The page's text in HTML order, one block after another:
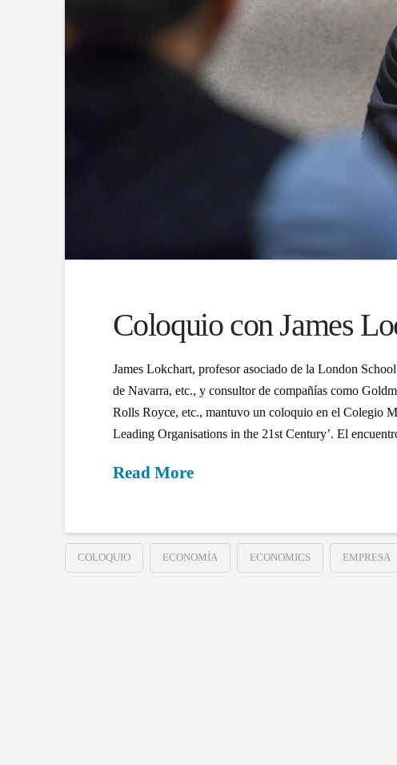
Coloquio con James
James Lokchart, profesor asociado de la London
de Navarra, etc., y consultor de compañías como
Rolls Royce, etc., mantuvo un coloquio en el Colegio
Leading Organisations in the 21st Century’. El
Read More
COLOQUIO ECONOMÍA ECONOMICS EMPRESA